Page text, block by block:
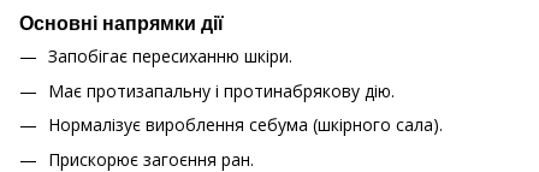
Основні напрямки дії
Запобігає пересиханню шкіри.
Має протизапальну і протинабрякову дію.
Нормалізує вироблення себума (шкірного сала).
Прискорює загоєння ран.